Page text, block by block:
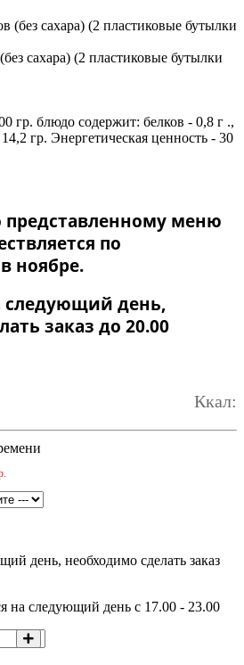
сахара) (2 пластиковые бутылки
гр. блюдо содержит: белков - 0,8 г .,
гр. Энергетическая ценность - 30
представленному меню
по
ноябре.
следующий день,
заказ до 20.00
Ккал:
день, необходимо сделать заказ
на следующий день с 17.00 - 23.00